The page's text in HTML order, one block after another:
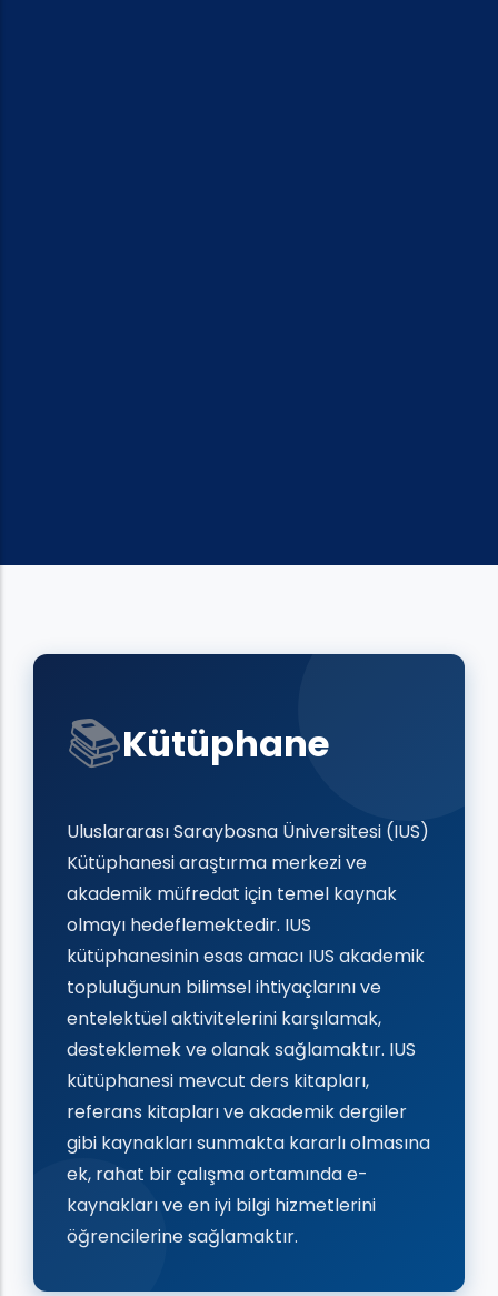
📚Kütüphane
Uluslararası Saraybosna Üniversitesi (IUS)
Kütüphanesi araştırma merkezi ve
akademik müfredat için temel kaynak
olmayı hedeflemektedir. IUS
kütüphanesinin esas amacı IUS akademik
topluluğunun bilimsel ihtiyaçlarını ve
entelektüel aktivitelerini karşılamak,
desteklemek ve olanak sağlamaktır. IUS
kütüphanesi mevcut ders kitapları,
referans kitapları ve akademik dergiler
gibi kaynakları sunmakta kararlı olmasına
ek, rahat bir çalışma ortamında e-
kaynakları ve en iyi bilgi hizmetlerini
öğrencilerine sağlamaktır.